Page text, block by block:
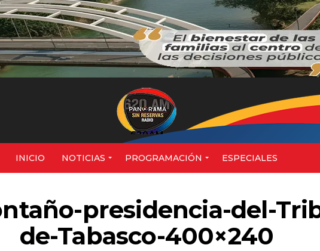
620AM
INICIO NOTICIAS PROGRAMACIÓN ESPECIALES
presidencia-del-
de-Tabasco-400×240